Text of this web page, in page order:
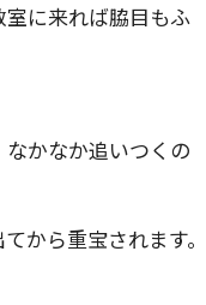
に来れば脇目もふ
かなか追いつくの
から重宝されます。